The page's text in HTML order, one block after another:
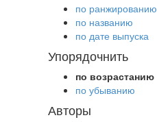
по ранжированию
по названию
по дате выпуска
Упорядочнить
по возрастанию
по убыванию
Авторы